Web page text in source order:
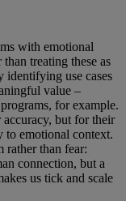
with emotional
treating these as
identifying use cases
value –
for example.
accuracy, but for their
to emotional context.
rather than fear:
connection, but a
us tick and scale